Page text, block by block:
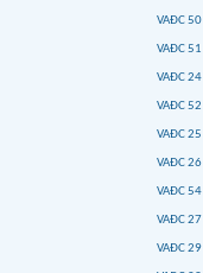
VAĐC 50
VAĐC 51
VAĐC 24
VAĐC 52
VAĐC 25
VAĐC 26
VAĐC 54
VAĐC 27
VAĐC 29